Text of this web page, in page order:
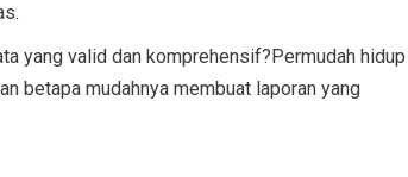
yang valid dan komprehensif?Permudah hidup
betapa mudahnya membuat laporan yang